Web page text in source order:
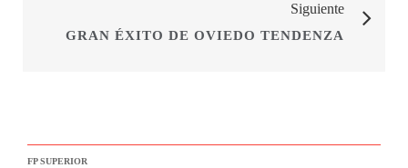
Siguiente
GRAN ÉXITO DE OVIEDO TENDENZA
FP SUPERIOR